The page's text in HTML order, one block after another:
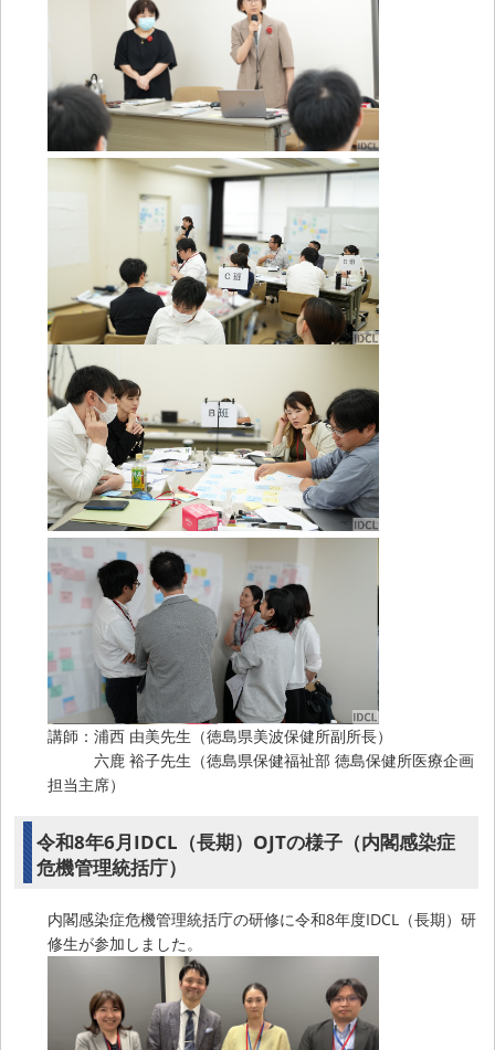
講師：浦西 由美先生（徳島県美波保健所副所長）
六鹿 裕子先生（徳島県保健福祉部 徳島保健所医療企画
担当主席）
令和8年6月IDCL（長期）OJTの様子（内閣感染症
危機管理統括庁）
内閣感染症危機管理統括庁の研修に令和8年度IDCL（長期）研
修生が参加しました。